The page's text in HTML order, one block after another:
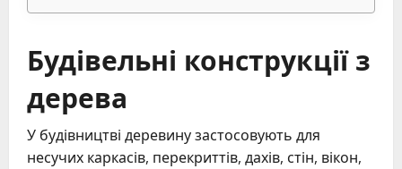
Будівельні конструкції з
дерева
У будівництві деревину застосовують для
несучих каркасів, перекриттів, дахів, стін, вікон,